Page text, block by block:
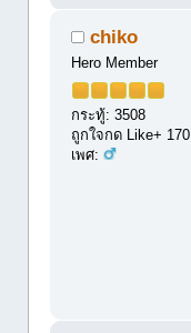
chiko
Hero Member
กระทู้: 3508
ถูกใจกด Like+ 170
เพศ: